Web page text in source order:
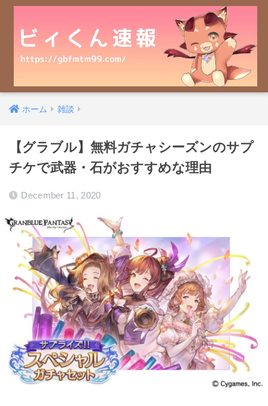
ホーム 雑談
【グラブル】無料ガチャシーズンのサプ
チケで武器・石がおすすめな理由
December 11, 2020